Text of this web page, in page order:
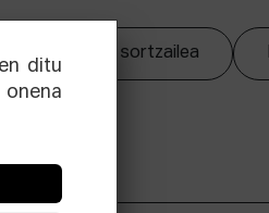
Ekoizpen sortzailea
ditu